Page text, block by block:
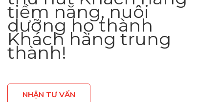
tiềm năng, nuôi
dưỡng họ thành
Khách hàng trung
thành!
NHẬN TƯ VẤN